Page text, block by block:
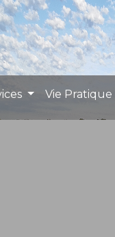
Vie Pratique